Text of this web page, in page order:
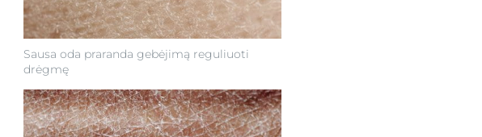
Sausa oda praranda gebėjimą reguliuoti
drėgmę